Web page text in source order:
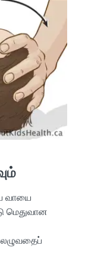
வாயை
மெதுவான